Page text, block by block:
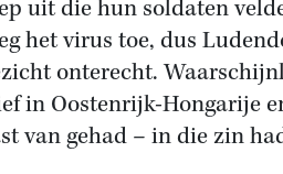
uit die hun soldaten
het virus toe, dus
onterecht.
in Oostenrijk-Hongarije
van gehad – in die zin